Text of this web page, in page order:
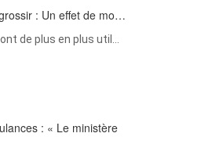
: Un effet de mo…
de plus en plus util…
: « Le ministère